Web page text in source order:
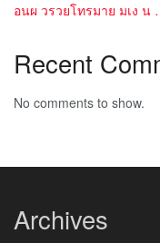
อนผ วรวยโทรมาย มเง
Recent
No comments to show.
Archives